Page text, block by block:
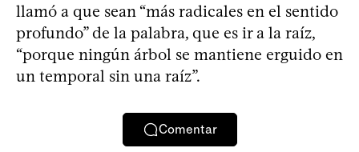
llamó a que sean “más radicales en el sentido
profundo” de la palabra, que es ir a la raíz,
“porque ningún árbol se mantiene erguido en
un temporal sin una raíz”.
Comentar